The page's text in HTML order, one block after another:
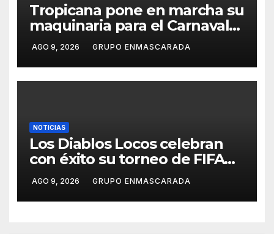
Tropicana pone en marcha su
maquinaria para el Carnaval
2027 con los primeros
ensayos de Lucas Darias
AGO 9, 2026 GRUPO ENMASCARADA
NOTICIAS
Los Diablos Locos celebran
con éxito su torneo de FIFA
durante el verano
AGO 9, 2026 GRUPO ENMASCARADA